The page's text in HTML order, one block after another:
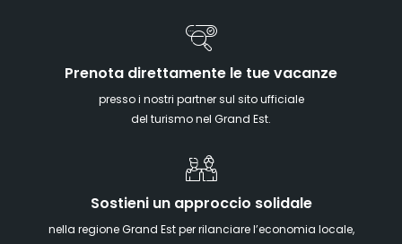
Prenota direttamente le tue vacanze
presso i nostri partner sul sito ufficiale
del turismo nel Grand Est.
Sostieni un approccio solidale
nella regione Grand Est per rilanciare l’economia locale,